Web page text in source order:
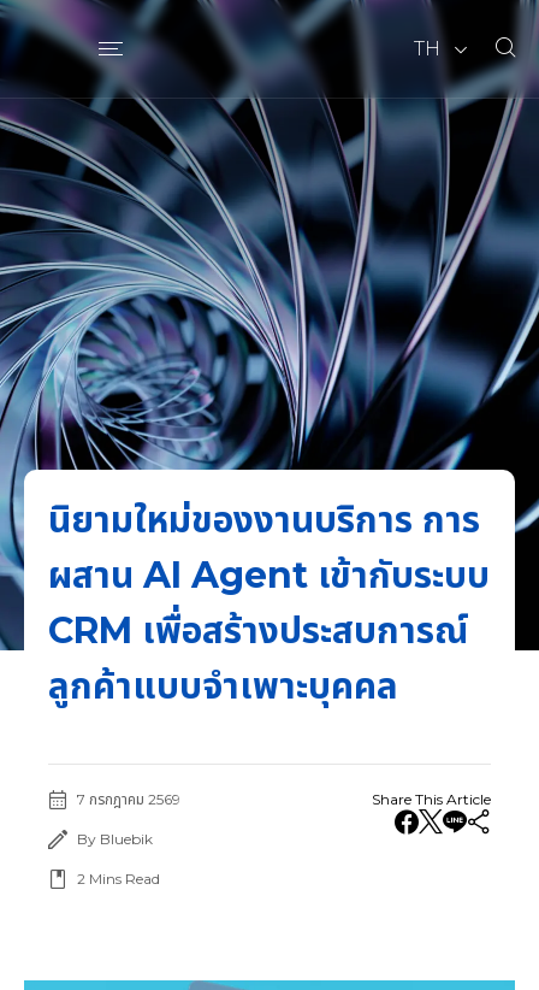
TH
นิยามใหม่ของงานบริการ การ
ผสาน AI Agent เข้ากับระบบ
CRM เพื่อสร้างประสบการณ์
ลูกค้าแบบจำเพาะบุคคล
7 กรกฎาคม 2569
By Bluebik
2 Mins Read
Share This Article